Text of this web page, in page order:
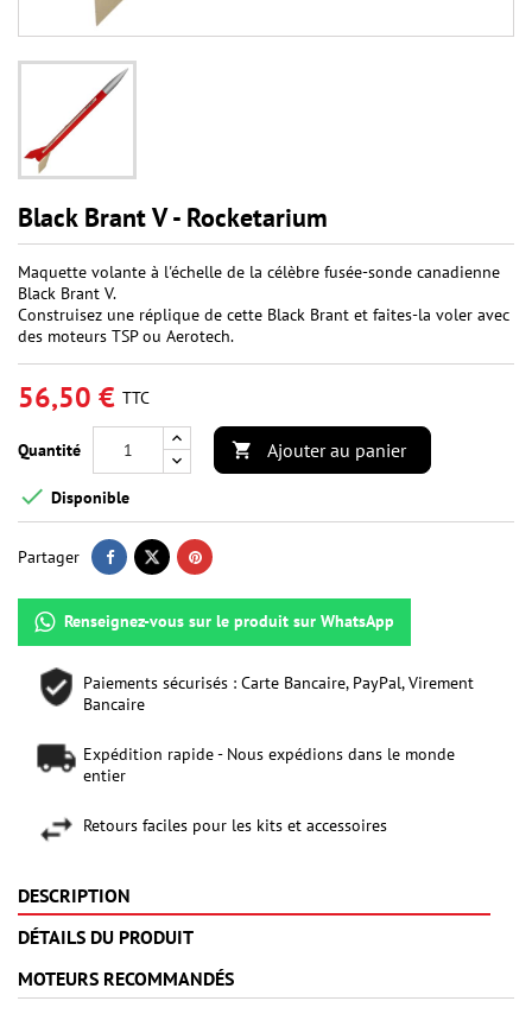
Black Brant V - Rocketarium
Maquette volante à l'échelle de la célèbre fusée-sonde canadienne
Black Brant V.
Construisez une réplique de cette Black Brant et faites-la voler avec
des moteurs TSP ou Aerotech.
56,50 € TTC
Quantité  Ajouter au panier
 Disponible
Partager
Renseignez-vous sur le produit sur WhatsApp
Paiements sécurisés : Carte Bancaire, PayPal, Virement
Bancaire
Expédition rapide - Nous expédions dans le monde
entier
Retours faciles pour les kits et accessoires
DESCRIPTION
DÉTAILS DU PRODUIT
MOTEURS RECOMMANDÉS